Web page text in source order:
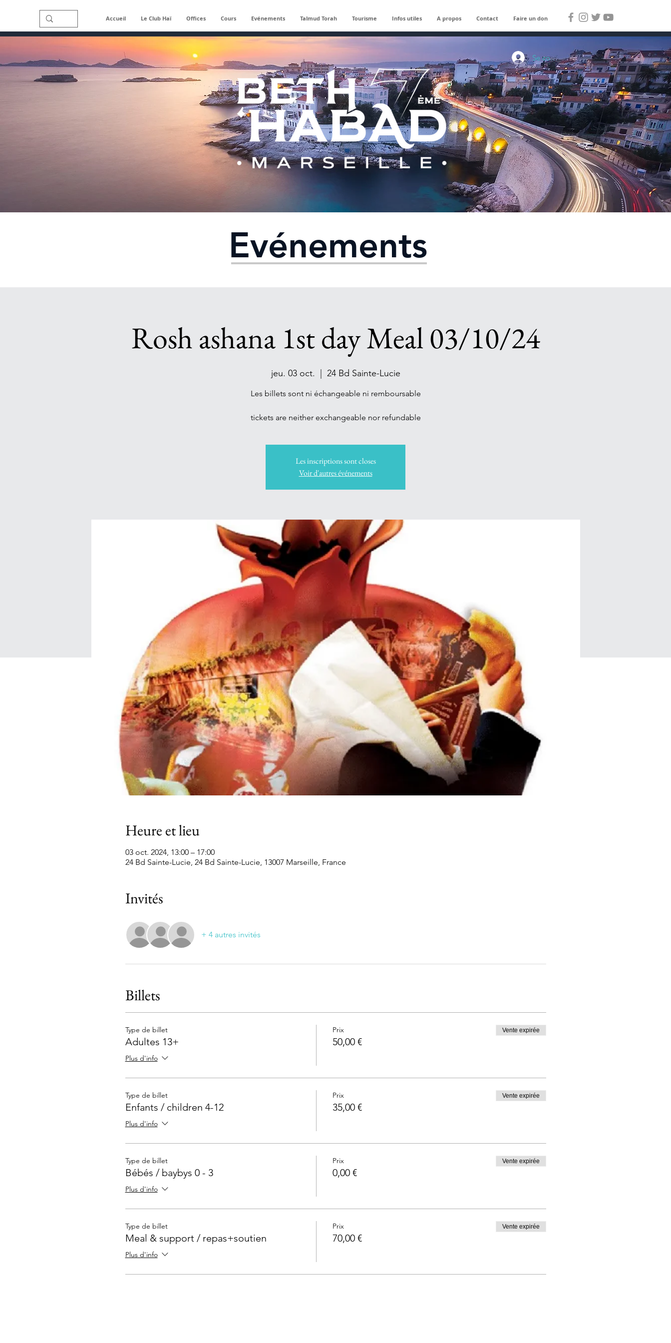
Accueil Le Club Haï Offices Cours Evénements Talmud Torah Tourisme Infos utiles A propos Contact Faire un don
Evénements
Rosh ashana 1st day Meal 03/10/24
jeu. 03 oct. 24 Bd Sainte-Lucie
Les billets sont ni échangeable ni remboursable
tickets are neither exchangeable nor refundable
Les inscriptions sont closes
Voir d'autres événements
Heure et lieu
03 oct. 2024, 13:00 – 17:00
24 Bd Sainte-Lucie, 24 Bd Sainte-Lucie, 13007 Marseille, France
Invités
+ 4 autres invités
Billets
Type de billet
Adultes 13+
Plus d'info
Prix
50,00 €
Vente expirée
Type de billet
Enfants / children 4-12
Plus d'info
Prix
35,00 €
Vente expirée
Type de billet
Bébés / baybys 0 - 3
Plus d'info
Prix
0,00 €
Vente expirée
Type de billet
Meal & support / repas+soutien
Plus d'info
Prix
70,00 €
Vente expirée
Se connecter